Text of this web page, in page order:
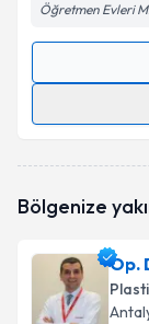
Öğretmen Evleri
oluşturun.
Bölgenize
Op.